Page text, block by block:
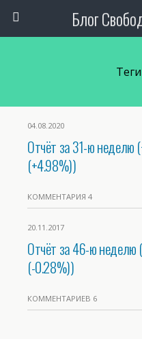
Блог
04.08.2020
Отчёт за 31-ю неделю
(+4.98%))
КОММЕНТАРИЯ 4
20.11.2017
Отчёт за 46-ю неделю
(-0.28%))
КОММЕНТАРИЕВ 6